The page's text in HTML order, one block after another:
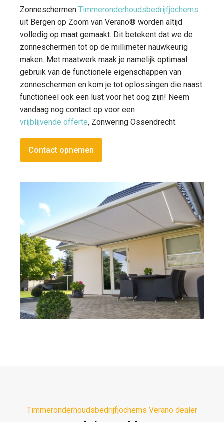
Zonneschermen Timmeronderhoudsbedrijfjochems
uit Bergen op Zoom van Verano® worden altijd
volledig op maat gemaakt. Dit betekent dat we de
zonneschermen tot op de millimeter nauwkeurig
maken. Met maatwerk maak je namelijk optimaal
gebruik van de functionele eigenschappen van
zonneschermen en kom je tot oplossingen die naast
functioneel ook een lust voor het oog zijn! Neem
vandaag nog contact op voor een
vrijblijvende offerte, Zonwering Ossendrecht.
Contact opnemen
Timmeronderhoudsbedrijfjochems Verano dealer